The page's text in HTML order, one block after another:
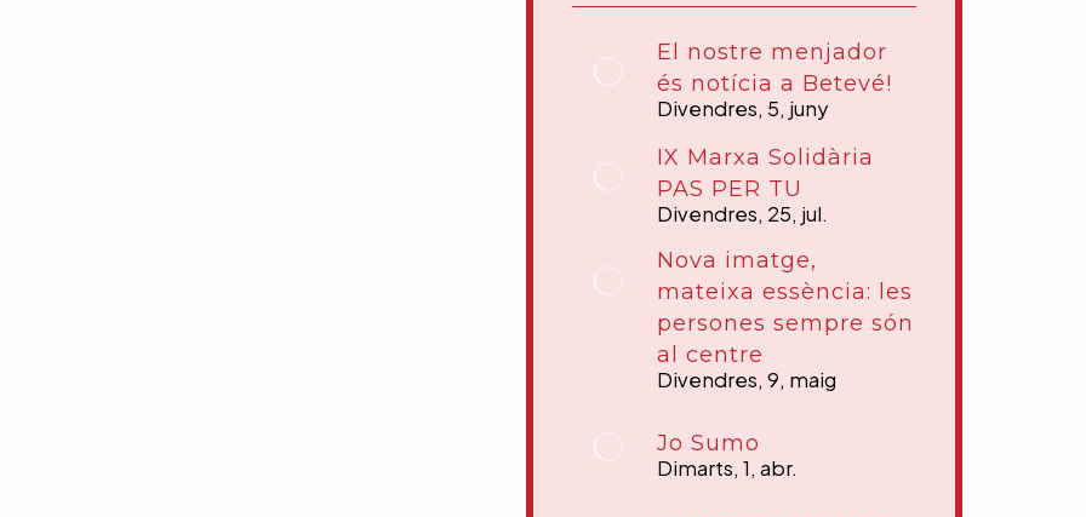
El nostre menjador
és notícia a Betevé!
Divendres, 5, juny
IX Marxa Solidària
PAS PER TU
Divendres, 25, jul.
Nova imatge,
mateixa essència: les
persones sempre són
al centre
Divendres, 9, maig
Jo Sumo
Dimarts, 1, abr.